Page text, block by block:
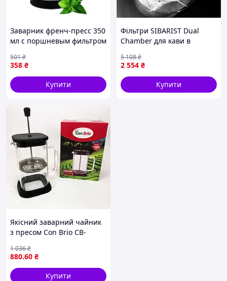
Заварник френч-пресс 350
мл с поршневым фильтром
нержавеющая сталь
Kamille PS-10439
358 ₴
501₴
Купити
Фільтри SIBARIST Dual
Chamber для кави в
30 штук для ідеального
заварювання
2 554 ₴
5 108₴
Купити
Якісний заварний чайник
з пресом Con Brio CB-
прес для кави до
кавоварки MY-95
880.60 ₴
1 036₴
Купити